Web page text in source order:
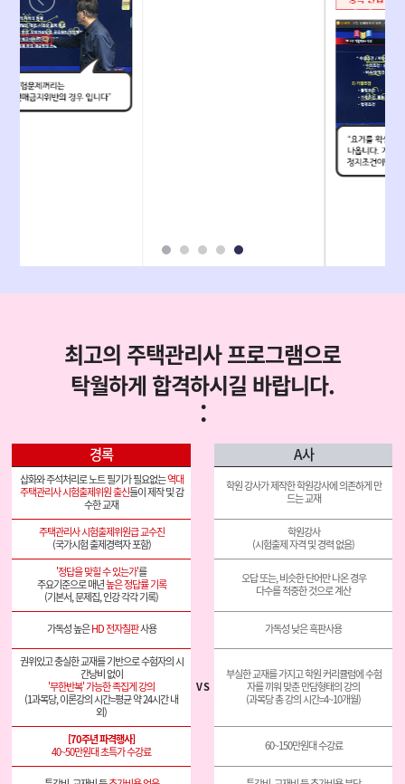
최고의 주택관리사 프로그램으로
탁월하게 합격하시길 바랍니다.
:
경록 A사
삽화와 주석처리로 노트 필기가 필요없는역대
주택관리사 시험출제위원 출신들이 제작 및 감
수한 교재
학원 강사가 제작한 학원강사에 의존하게 만
드는 교재
주택관리사 시험출제위원급 교수진
(국가시험 출제경력자 포함)
학원강사
(시험출제 자격 및 경력 없음)
'정답을 맞힐 수 있는가'를
주요기준으로 매년높은 정답률 기록
(기본서, 문제집, 인강 각각 기록)
오답 또는, 비슷한 단어만 나온 경우
다수를 적중한 것으로 계산
가독성 높은HD 전자칠판사용 가독성 낮은 흑판사용
권위있고 충실한 교재를 기반으로 수험자의 시
간낭비 없이
'무한반복' 가능한 족집게 강의
외)
V S
부실한 교재를 가지고 학원 커리큘럼에 수험
자를 끼워 맞춘 만담형태의 강의
(과목당 총 강의 시간=4~10개월)
[70주년 파격행사]
40~50만원대 초특가 수강료
60~150만원대 수강료